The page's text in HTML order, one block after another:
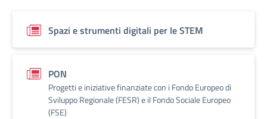
Spazi e strumenti digitali per le STEM
PON
Progetti e iniziative finanziate con i Fondo Europeo di
Sviluppo Regionale (FESR) e il Fondo Sociale Europeo
(FSE)